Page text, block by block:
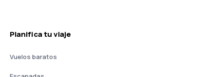
Planifica tu viaje
Vuelos baratos